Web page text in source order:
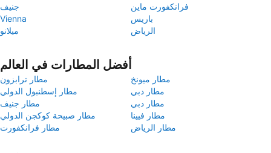
جنيف
فرانكفورت ماين
Vienna
باريس
ميلانو
الرياض
أفضل المطارات في العالم
مطار ترابزون
مطار ميونخ
مطار إسطنبول الدولي
مطار دبي
مطار جنيف
مطار دبي
مطار صبيحة كوكجن الدولي
مطار فيينا
مطار فرانكفورت
مطار الرياض